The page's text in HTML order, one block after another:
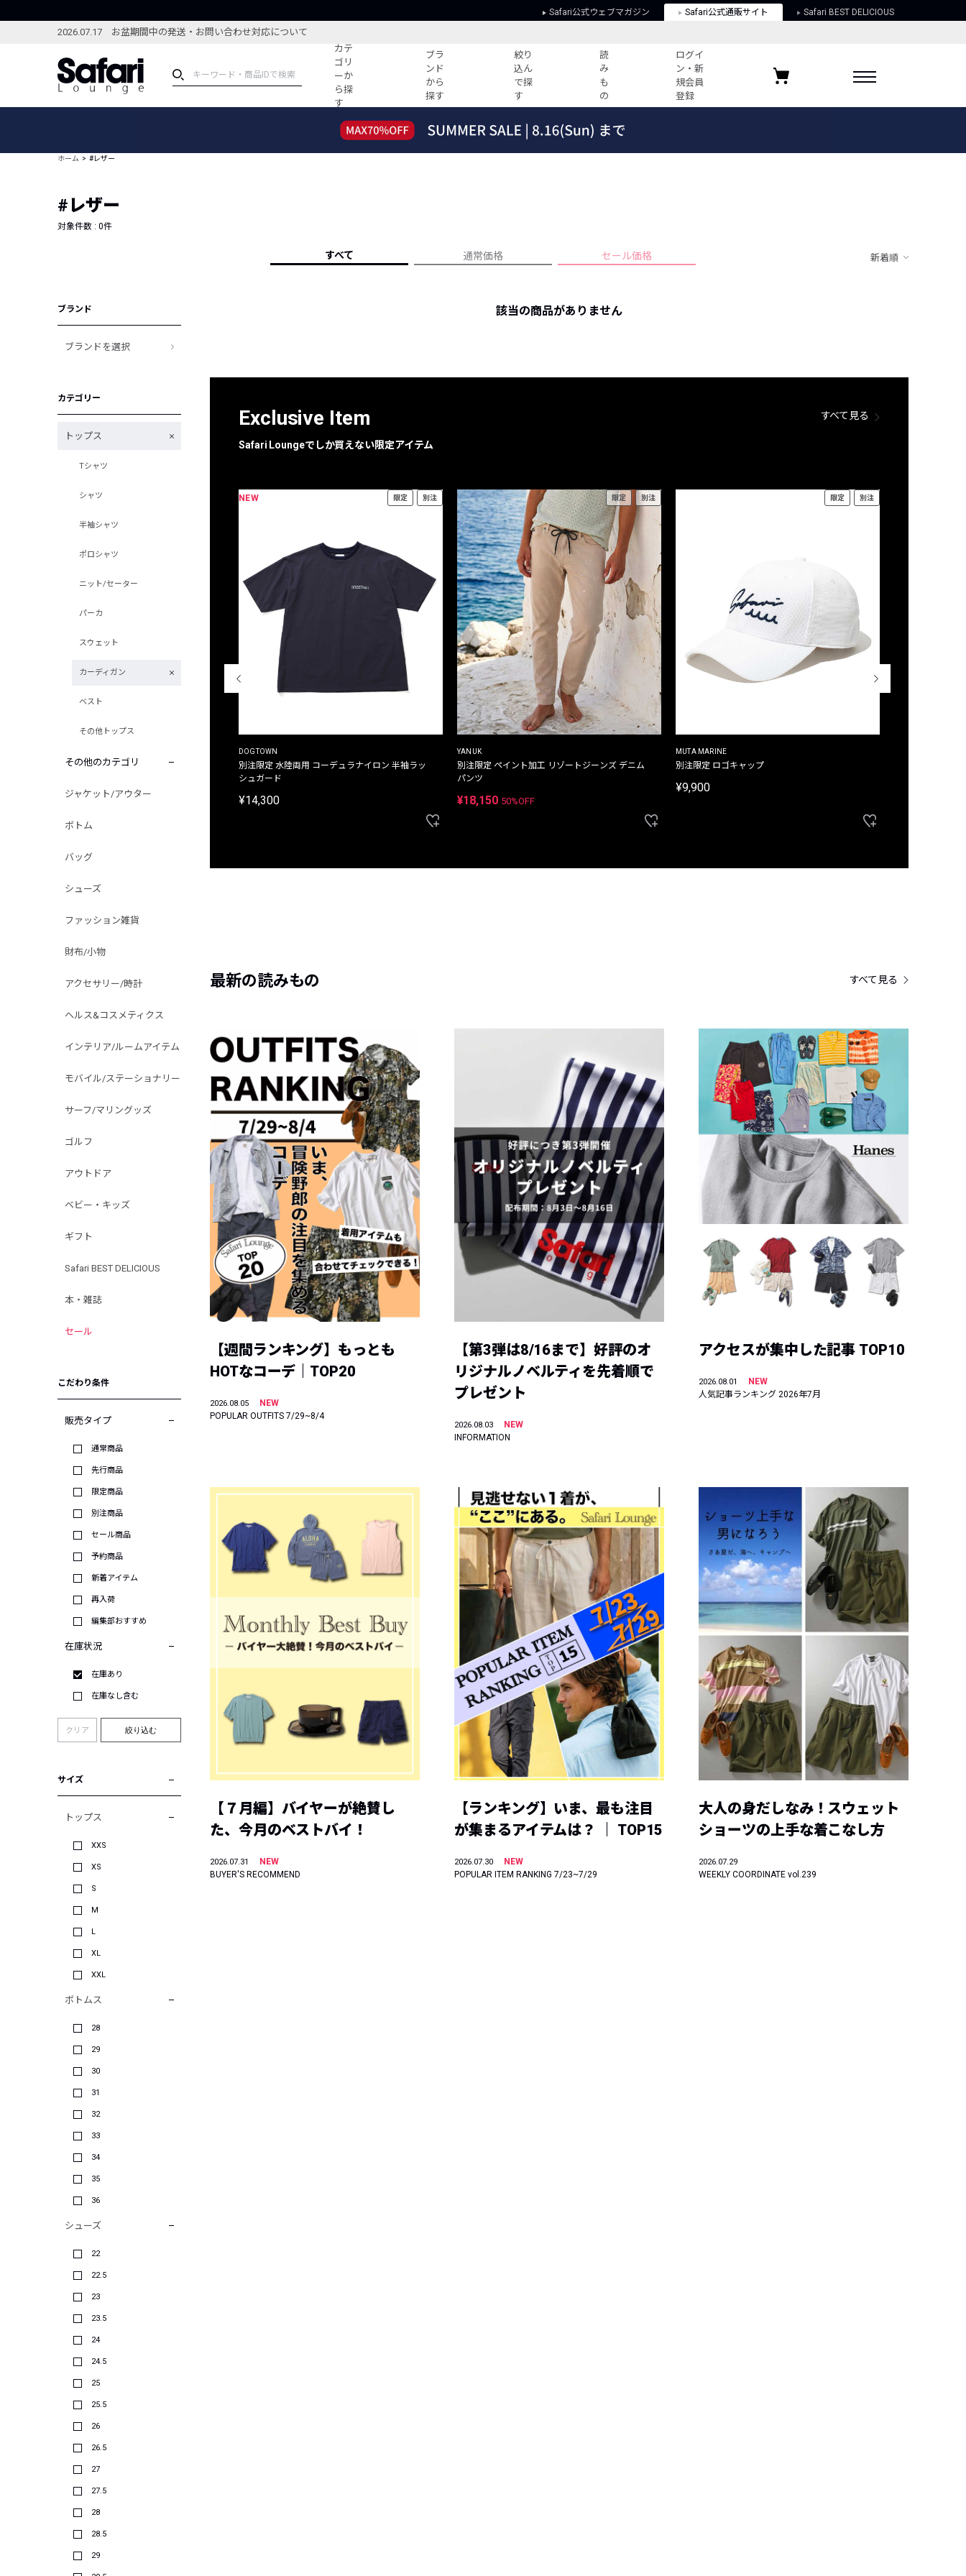
Safari公式ウェブマガジン Safari公式通販サイト Safari BEST DELICIOUS
2026.07.17 お盆期間中の発送・お問い合わせ対応について
カテ
ゴリ
ーか
ら探
す
ブラ
ンド
から
探す
絞り
込ん
で探
す
読
み
も
の
ログイ
ン・新
規会員
登録
ブランドから探す
新着アイテム
編集部のおすすめアイテム
すべての記事
人気記事ランキング
フォーカスブランド
プライバシーポリシー
お気に入りブランド
ホーム #レザー
#レザー
対象件数 : 0件
すべて 通常価格 セール価格 新着順
ブランド
ブランドを選択
カテゴリー
トップス
Tシャツ
シャツ
半袖シャツ
ポロシャツ
ニット/セーター
パーカ
スウェット
カーディガン
ベスト
その他トップス
その他のカテゴリ
ジャケット/アウター
ボトム
バッグ
シューズ
ファッション雑貨
財布/小物
アクセサリー/時計
ヘルス&コスメティクス
インテリア/ルームアイテム
モバイル/ステーショナリー
サーフ/マリングッズ
ゴルフ
アウトドア
ベビー・キッズ
ギフト
Safari BEST DELICIOUS
本・雑誌
セール
こだわり条件
販売タイプ
通常商品
先行商品
限定商品
別注商品
セール商品
予約商品
新着アイテム
再入荷
編集部おすすめ
在庫状況
在庫あり
在庫なし含む
クリア 絞り込む
サイズ
トップス
XXS
XS
S
M
L
XL
XXL
ボトムス
28
29
30
31
32
33
34
35
36
シューズ
22
22.5
23
23.5
24
24.5
25
25.5
26
26.5
27
27.5
28
28.5
29
該当の商品がありません
Exclusive Item
Safari Loungeでしか買えない限定アイテム
すべて見る
別注限定 ピグメントダイ バックプリント サーフ
NEW 限定 別注
DOGTOWN
別注限定 水陸両用 コーデュラナイロン 半袖ラッ
シュガード
¥14,300
限定 別注
YANUK
別注限定 ペイント加工 リゾートジーンズ デニム
パンツ
¥18,150 50%OFF
限定 別注
MUTA MARINE
別注限定 ロゴキャップ
¥9,900
最新の読みもの すべて見る
【週間ランキング】もっとも
HOTなコーデ｜TOP20
2026.08.05
NEW
POPULAR OUTFITS 7/29~8/4
【第3弾は8/16まで】好評のオ
リジナルノベルティを先着順で
プレゼント
2026.08.03
NEW
INFORMATION
アクセスが集中した記事 TOP10
2026.08.01
NEW
人気記事ランキング 2026年7月
【７月編】バイヤーが絶賛し
た、今月のベストバイ！
2026.07.31
NEW
BUYER'S RECOMMEND
【ランキング】いま、最も注目
が集まるアイテムは？ ｜ TOP15
2026.07.30
NEW
POPULAR ITEM RANKING 7/23~7/29
大人の身だしなみ！スウェット
ショーツの上手な着こなし方
2026.07.29
WEEKLY COORDINATE vol.239